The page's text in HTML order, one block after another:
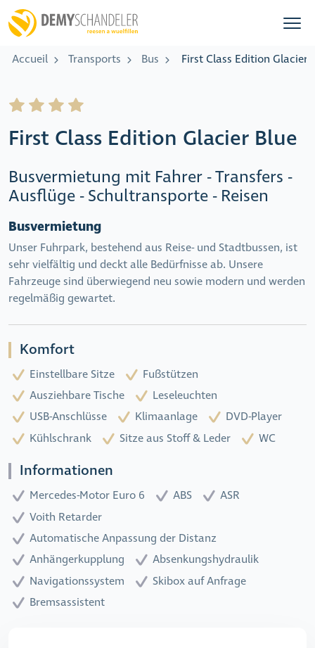
Accueil Transports Bus First Class Edition Glacier
First Class Edition Glacier Blue
Busvermietung mit Fahrer - Transfers -
Ausflüge - Schultransporte - Reisen
Busvermietung
Unser Fuhrpark, bestehend aus Reise- und Stadtbussen, ist
sehr vielfältig und deckt alle Bedürfnisse ab. Unsere
Fahrzeuge sind überwiegend neu sowie modern und werden
regelmäßig gewartet.
Komfort
Einstellbare Sitze
Fußstützen
Ausziehbare Tische
Leseleuchten
USB-Anschlüsse
Klimaanlage
DVD-Player
Kühlschrank
Sitze aus Stoff & Leder WC
Informationen
Mercedes-Motor Euro 6 ABS
ASR
Voith Retarder
Automatische Anpassung der Distanz
Anhängerkupplung
Absenkungshydraulik
Navigationssystem
Skibox auf Anfrage
Bremsassistent